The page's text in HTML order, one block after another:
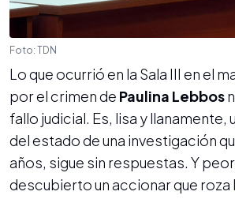
Foto: TDN
Lo que ocurrió en la Sala III en el
por el crimen de Paulina Lebbos
fallo judicial. Es, lisa y
del estado de una investigación
años, sigue sin respuestas. Y peor
descubierto un accionar que roza